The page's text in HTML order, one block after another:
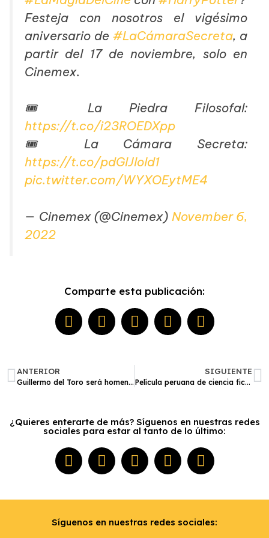
Festeja con nosotros el vigésimo
aniversario de #LaCámaraSecreta, a
partir del 17 de noviembre, solo en
Cinemex.
🎟️ La Piedra Filosofal:
https://t.co/i23ROEDXpp
🎟️ La Cámara Secreta:
https://t.co/pdGIJIold1
pic.twitter.com/WYXOEytME4
— Cinemex (@Cinemex) November 6,
2022
Comparte esta publicación:
ANTERIOR
Guillermo del Toro será homenajeado en el Museo de Arte de Nueva York por su trayectoria
SIGUIENTE
Película peruana de ciencia ficción ‘Tiempos futuros’ ya está disponible en cines
¿Quieres enterarte de más? Síguenos en nuestras redes
sociales para estar al tanto de lo último:
Síguenos en nuestras redes sociales: